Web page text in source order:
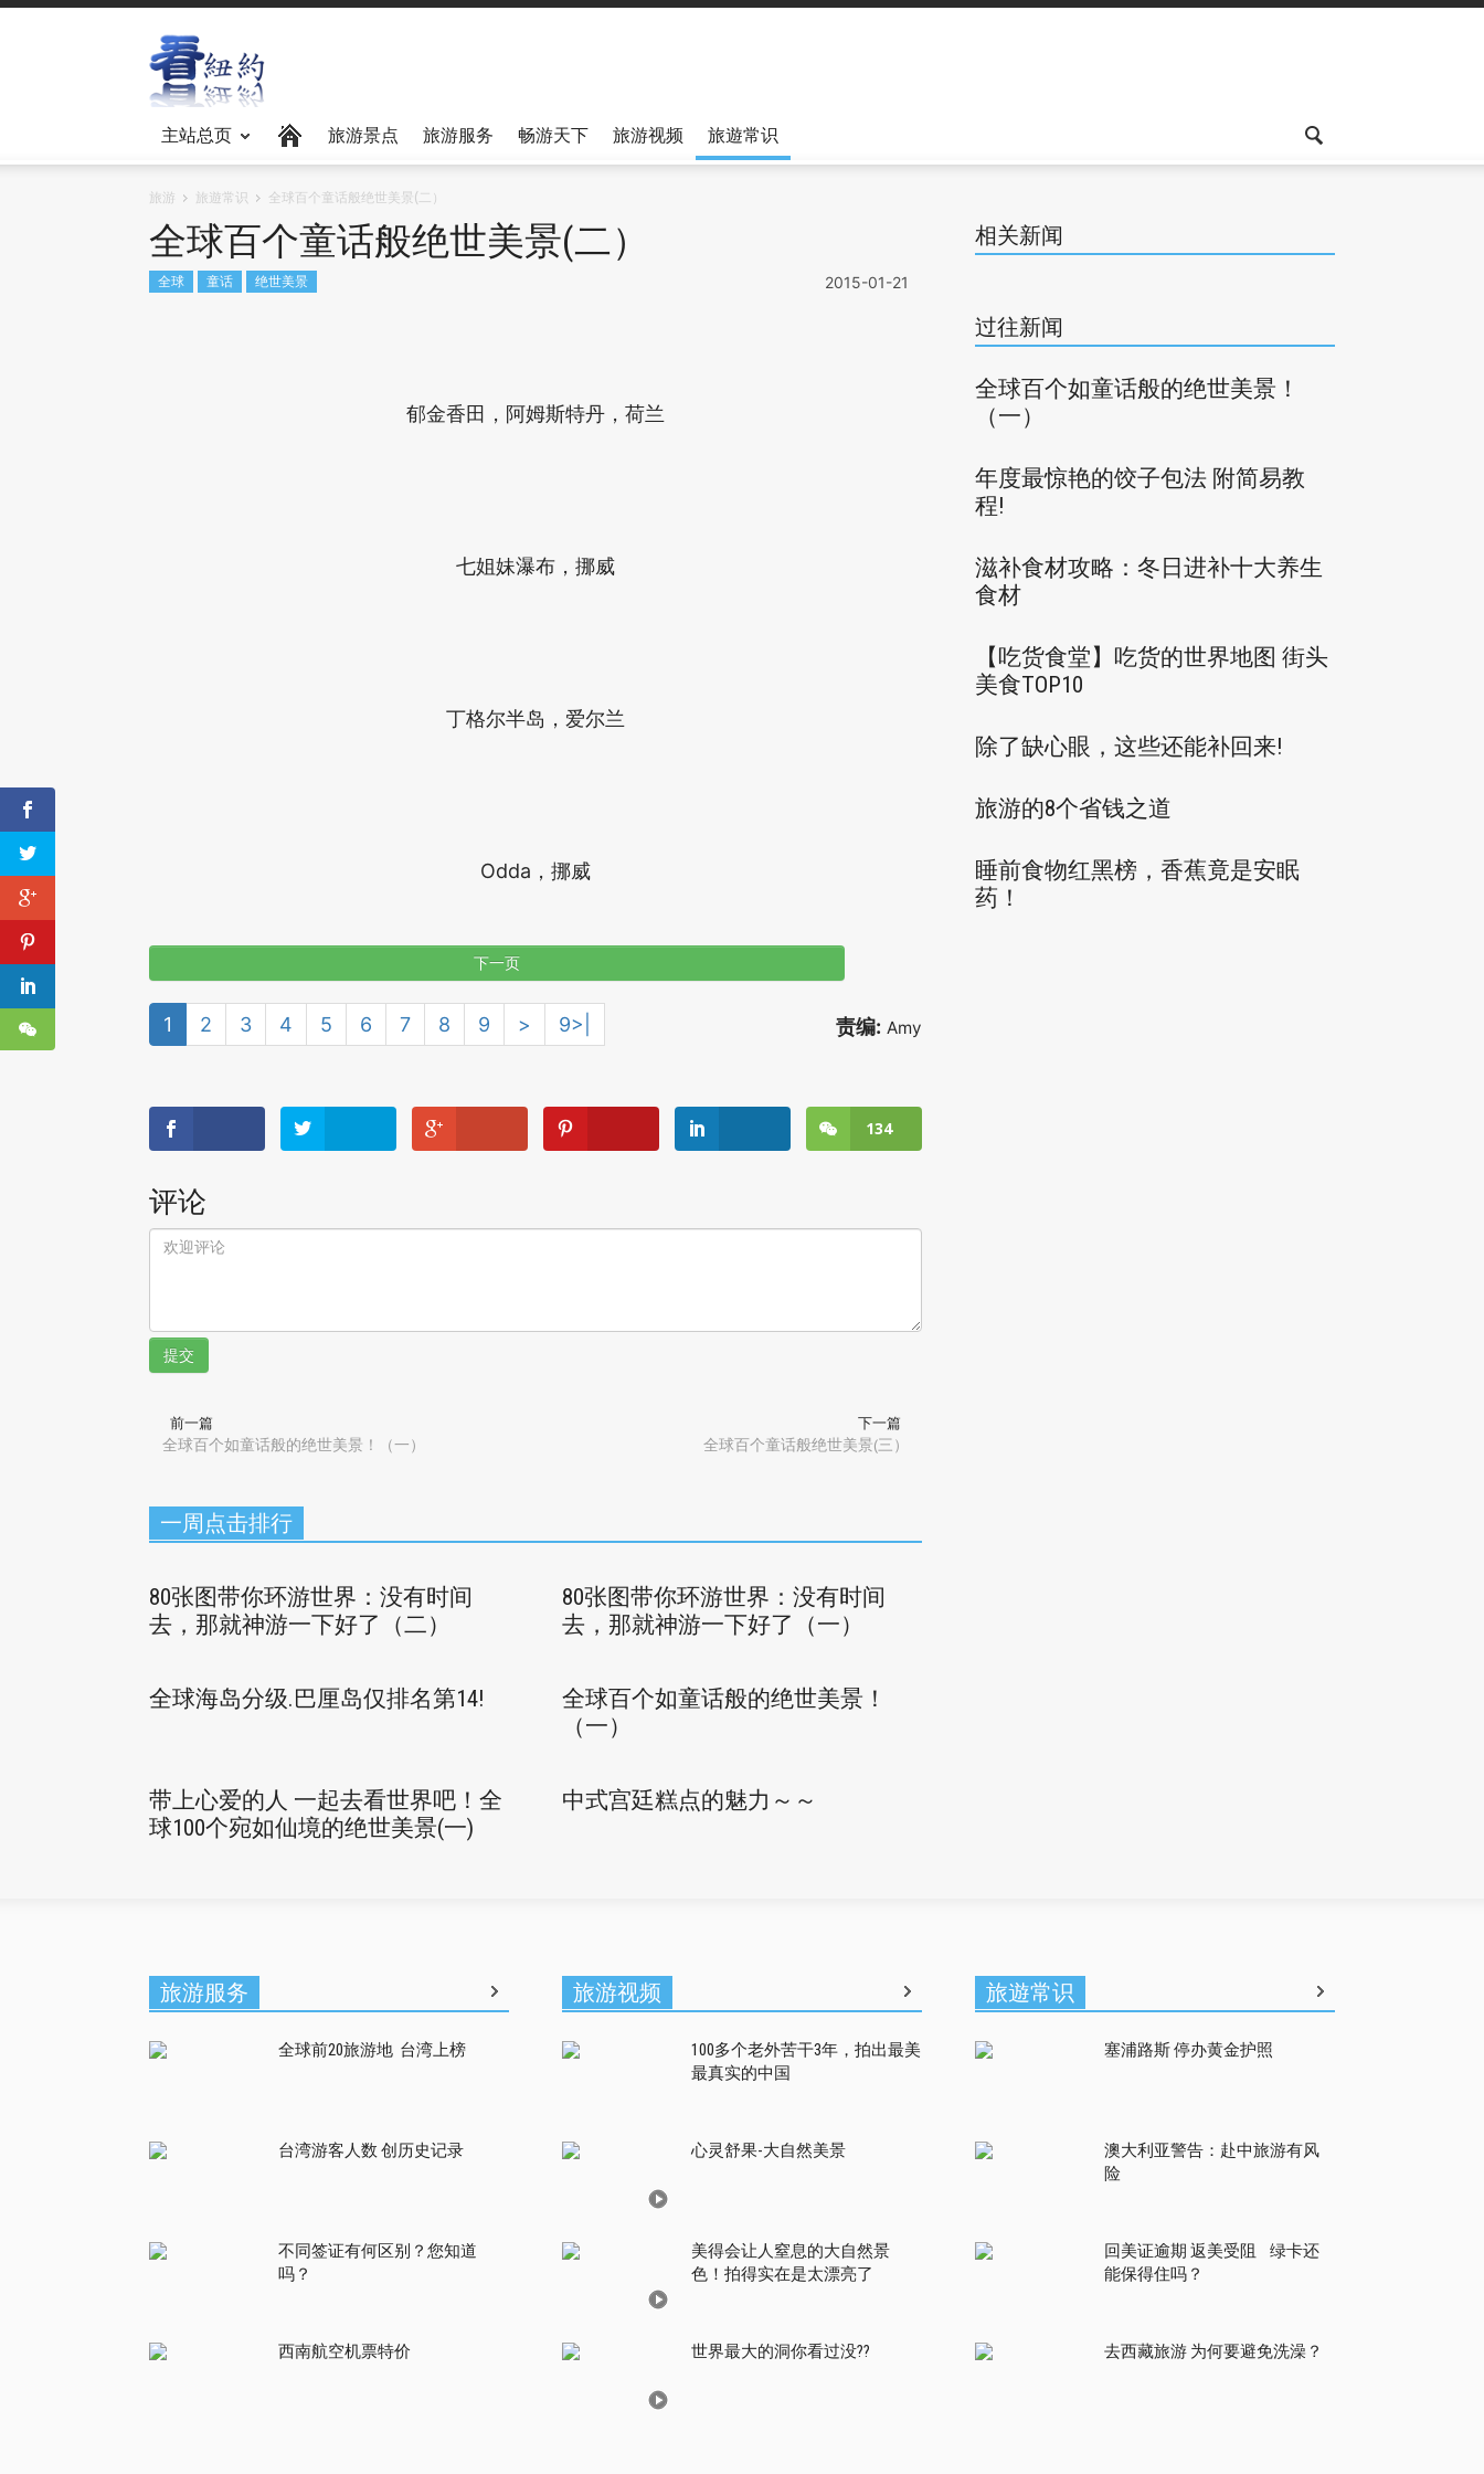
主站总页 旅游景点 旅游服务 畅游天下 旅游视频 旅遊常识
旅游 旅遊常识 全球百个童话般绝世美景(二）
全球百个童话般绝世美景(二）
2015-01-21
全球 童话 绝世美景
郁金香田，阿姆斯特丹，荷兰
七姐妹瀑布，挪威
丁格尔半岛，爱尔兰
Odda，挪威
下一页
1 2 3 4 5 6 7 8 9 > 9>| 责编: Amy
134
评论
提交
前一篇
全球百个如童话般的绝世美景！（一）
下一篇
全球百个童话般绝世美景(三）
一周点击排行
80张图带你环游世界：没有时间
去，那就神游一下好了（二）
80张图带你环游世界：没有时间
去，那就神游一下好了（一）
全球海岛分级.巴厘岛仅排名第14!
全球百个如童话般的绝世美景！
（一）
带上心爱的人 一起去看世界吧！全
球100个宛如仙境的绝世美景(一)
中式宫廷糕点的魅力～～
相关新闻
过往新闻
全球百个如童话般的绝世美景！
（一）
年度最惊艳的饺子包法 附简易教
程!
滋补食材攻略：冬日进补十大养生
食材
【吃货食堂】吃货的世界地图 街头
美食TOP10
除了缺心眼，这些还能补回来!
旅游的8个省钱之道
睡前食物红黑榜，香蕉竟是安眠
药！
旅游服务
全球前20旅游地 台湾上榜
台湾游客人数 创历史记录
不同签证有何区别？您知道
吗？
西南航空机票特价
旅游视频
100多个老外苦干3年，拍出最美
最真实的中国
心灵舒果-大自然美景
美得会让人窒息的大自然景
色！拍得实在是太漂亮了
世界最大的洞你看过没??
旅遊常识
塞浦路斯 停办黄金护照
澳大利亚警告：赴中旅游有风
险
回美证逾期 返美受阻 绿卡还
能保得住吗？
去西藏旅游 为何要避免洗澡？